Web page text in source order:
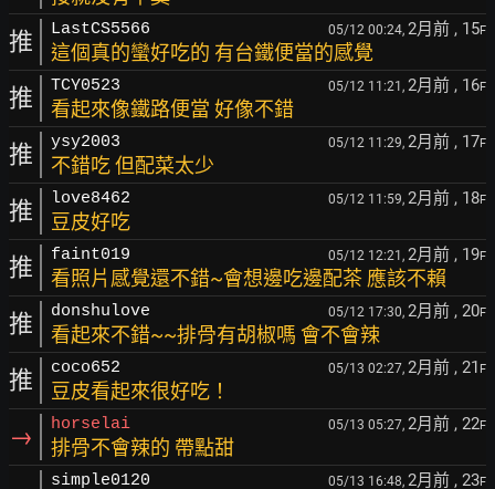
推 LastCS5566 05/12 00:24, 2月前 , 15F
這個真的蠻好吃的 有台鐵便當的感覺
推 TCY0523 05/12 11:21, 2月前 , 16F
看起來像鐵路便當 好像不錯
推 ysy2003 05/12 11:29, 2月前 , 17F
不錯吃 但配菜太少
推 love8462 05/12 11:59, 2月前 , 18F
豆皮好吃
推 faint019 05/12 12:21, 2月前 , 19F
看照片感覺還不錯~會想邊吃邊配茶 應該不賴
推 donshulove 05/12 17:30, 2月前 , 20F
看起來不錯~~排骨有胡椒嗎 會不會辣
推 coco652 05/13 02:27, 2月前 , 21 F
豆皮看起來很好吃！
→ horselai 05/13 05:27, 2月前 , 22F
排骨不會辣的 帶點甜
simple0120 05/13 16:48, 2月前 , 23F